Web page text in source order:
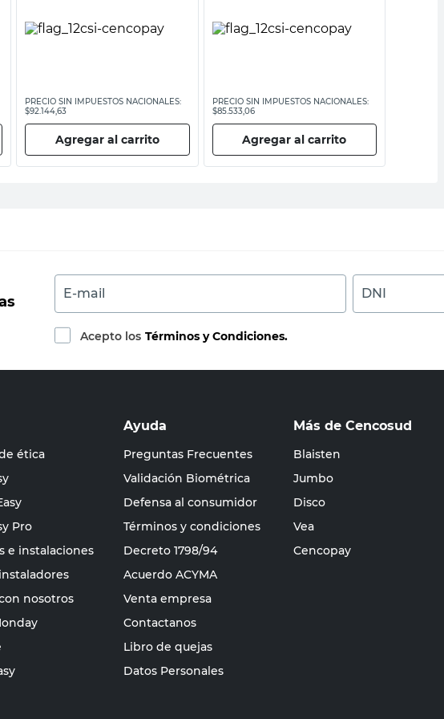
PRECIO SIN IMPUESTOS NACIONALES:
$92.144,63
Agregar al carrito
PRECIO SIN IMPUESTOS NACIONALES:
$85.533,06
Agregar al carrito
E-mail DNI
Acepto los Términos y Condiciones.
ética
Pro
e instalaciones
nosotros
Ayuda
Preguntas Frecuentes
Validación Biométrica
Defensa al consumidor
Términos y condiciones
Decreto 1798/94
Acuerdo ACYMA
Venta empresa
Contactanos
Libro de quejas
Datos Personales
Más de Cencosud
Blaisten
Jumbo
Disco
Vea
Cencopay